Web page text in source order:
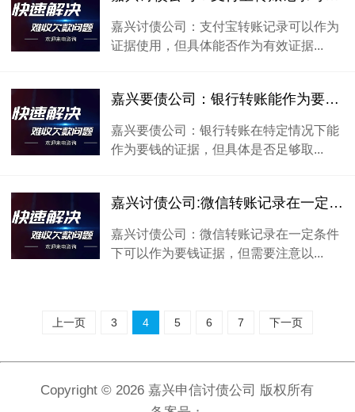
嘉兴讨债公司：支付宝转账记录可以作为
证据使用，但具体能否作为有效证据...
嘉兴要债公司：银行转账能作为要钱的证据。
嘉兴要债公司：银行转账在特定情况下能
作为要钱的证据，但具体是否足够取...
嘉兴讨债公司:微信转账记录在一定条件下可以作为要钱证据。
嘉兴讨债公司：微信转账记录在一定条件
下可以作为要钱证据，但需要注意以...
上一页 3 4 5 6 7 下一页
Copyright © 2026 嘉兴申信讨债公司 版权所有